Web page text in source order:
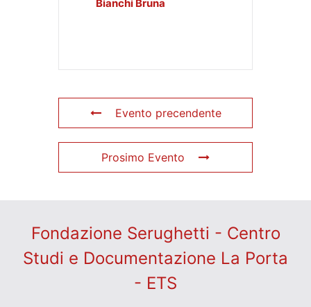
Bianchi Bruna
Evento precendente
Prosimo Evento
Fondazione Serughetti - Centro
Studi e Documentazione La Porta
- ETS